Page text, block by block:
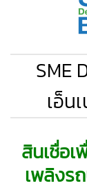
SME
เอ็น
สินเชื่อเ
เพลิงร